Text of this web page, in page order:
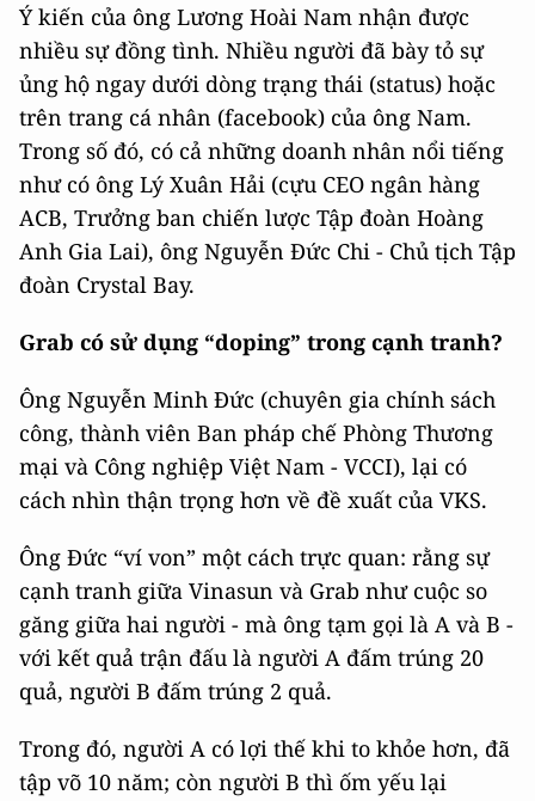
Ý kiến của ông Lương Hoài Nam nhận được
nhiều sự đồng tình. Nhiều người đã bày tỏ sự
ủng hộ ngay dưới dòng trạng thái (status) hoặc
trên trang cá nhân (facebook) của ông Nam.
Trong số đó, có cả những doanh nhân nổi tiếng
như có ông Lý Xuân Hải (cựu CEO ngân hàng
ACB, Trưởng ban chiến lược Tập đoàn Hoàng
Anh Gia Lai), ông Nguyễn Đức Chi - Chủ tịch Tập
đoàn Crystal Bay.
Grab có sử dụng “doping” trong cạnh tranh?
Ông Nguyễn Minh Đức (chuyên gia chính sách
công, thành viên Ban pháp chế Phòng Thương
mại và Công nghiệp Việt Nam - VCCI), lại có
cách nhìn thận trọng hơn về đề xuất của VKS.
Ông Đức “ví von” một cách trực quan: rằng sự
cạnh tranh giữa Vinasun và Grab như cuộc so
găng giữa hai người - mà ông tạm gọi là A và B -
với kết quả trận đấu là người A đấm trúng 20
quả, người B đấm trúng 2 quả.
Trong đó, người A có lợi thế khi to khỏe hơn, đã
tập võ 10 năm; còn người B thì ốm yếu lại